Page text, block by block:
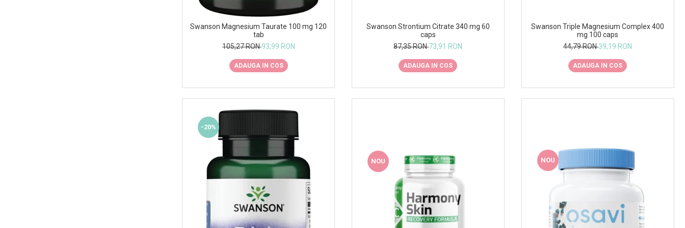
Swanson Magnesium Taurate 100 mg 120
tab
105,27 RON93,99 RON
ADAUGA IN COS
Swanson Strontium Citrate 340 mg 60
caps
87,35 RON73,91 RON
ADAUGA IN COS
Swanson Triple Magnesium Complex 400
mg 100 caps
44,79 RON39,19 RON
ADAUGA IN COS
-20%
NOU NOU